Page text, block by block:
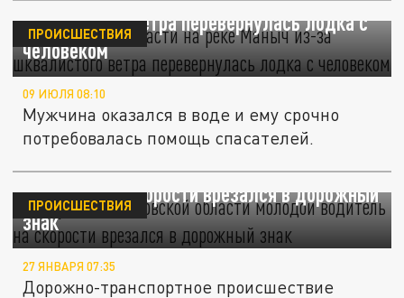
шквалистого ветра перевернулась лодка с
человеком
ПРОИСШЕСТВИЯ
09 ИЮЛЯ 08:10
Мужчина оказался в воде и ему срочно
потребовалась помощь спасателей.
На трассе в Ростовской области молодой
водитель на скорости врезался в дорожный
знак
ПРОИСШЕСТВИЯ
27 ЯНВАРЯ 07:35
Дорожно-транспортное происшествие